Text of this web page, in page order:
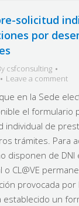
solicitud
por
csfconsulting
Leave a comment
en la Sede
el formulario
individual de
trámites. Para
disponen de DNI
o CL@VE
provocada por
establecido un